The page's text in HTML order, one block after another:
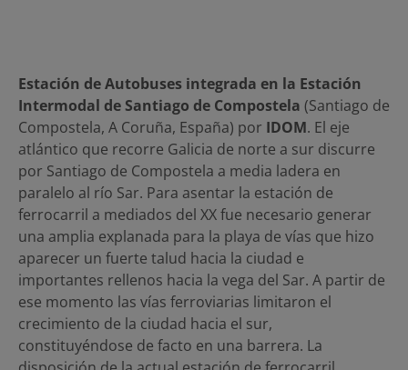
Estación de Autobuses integrada en la Estación
Intermodal de Santiago de Compostela (Santiago de
Compostela, A Coruña, España) por IDOM. El eje
atlántico que recorre Galicia de norte a sur discurre
por Santiago de Compostela a media ladera en
paralelo al río Sar. Para asentar la estación de
ferrocarril a mediados del XX fue necesario generar
una amplia explanada para la playa de vías que hizo
aparecer un fuerte talud hacia la ciudad e
importantes rellenos hacia la vega del Sar. A partir de
ese momento las vías ferroviarias limitaron el
crecimiento de la ciudad hacia el sur,
constituyéndose de facto en una barrera. La